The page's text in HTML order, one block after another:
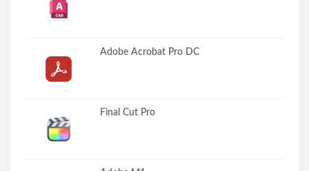
Adobe Acrobat Pro DC
Final Cut Pro